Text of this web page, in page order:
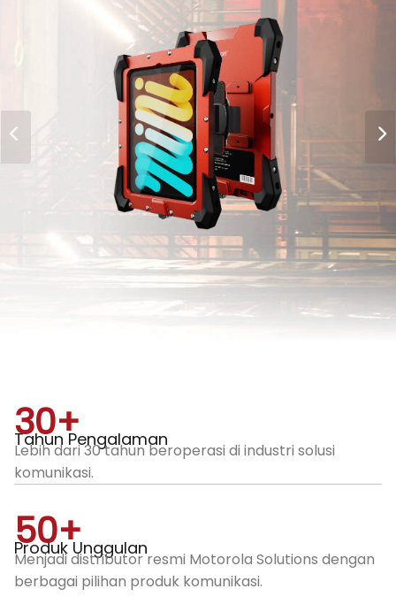
Tahun Pengalaman
30+
Lebih dari 30 tahun beroperasi di industri solusi
komunikasi.
Produk Unggulan
50+
Menjadi distributor resmi Motorola Solutions dengan
berbagai pilihan produk komunikasi.